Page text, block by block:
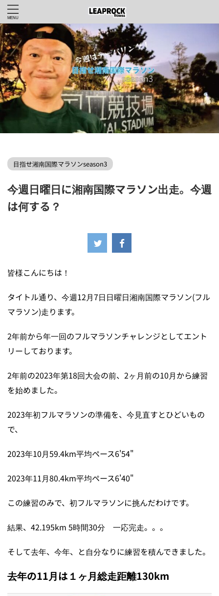
目指せ湘南国際マラソンseason3
今週日曜日に湘南国際マラソン出走。今週
は何する？
皆様こんにちは！
タイトル通り、今週12月7日日曜日湘南国際マラソン(フル
マラソン)走ります。
2年前から年一回のフルマラソンチャレンジとしてエント
リーしております。
2年前の2023年第18回大会の前、2ヶ月前の10月から練習
を始めました。
2023年初フルマラソンの準備を、今見直すとひどいもの
で、
2023年10月59.4km平均ペース6'54"
2023年11月80.4km平均ペース6'40"
この練習のみで、初フルマラソンに挑んだわけです。
結果、42.195km 5時間30分 一応完走。。。
そして去年、今年、と自分なりに練習を積んできました。
去年の11月は１ヶ月総走距離130km